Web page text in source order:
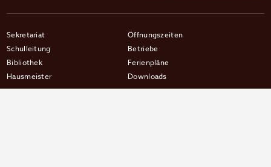
Sekretariat
Schulleitung
Bibliothek
Hausmeister
Öffnungszeiten
Betriebe
Ferienpläne
Downloads